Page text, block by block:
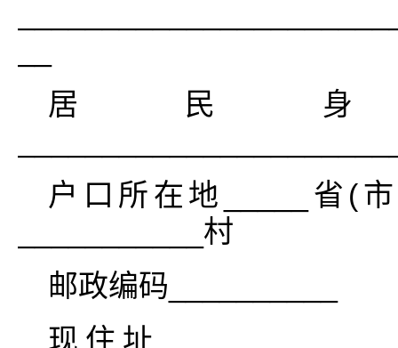
居民
户口所在地_____省(
___________村
邮政编码__________
现住址